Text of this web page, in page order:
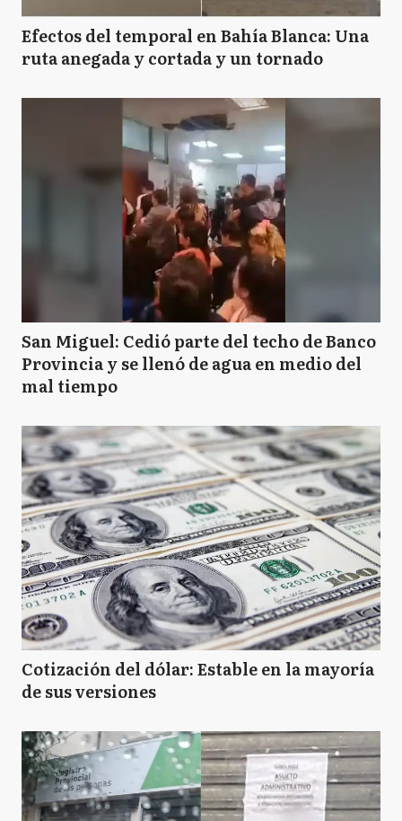
Efectos del temporal en Bahía Blanca: Una
ruta anegada y cortada y un tornado
San Miguel: Cedió parte del techo de Banco
Provincia y se llenó de agua en medio del
mal tiempo
Cotización del dólar: Estable en la mayoría
de sus versiones